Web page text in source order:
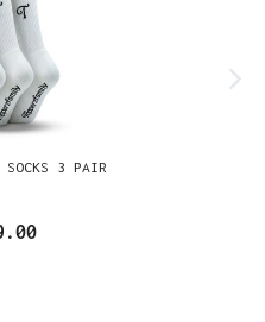
SOCKS 3 PAIR